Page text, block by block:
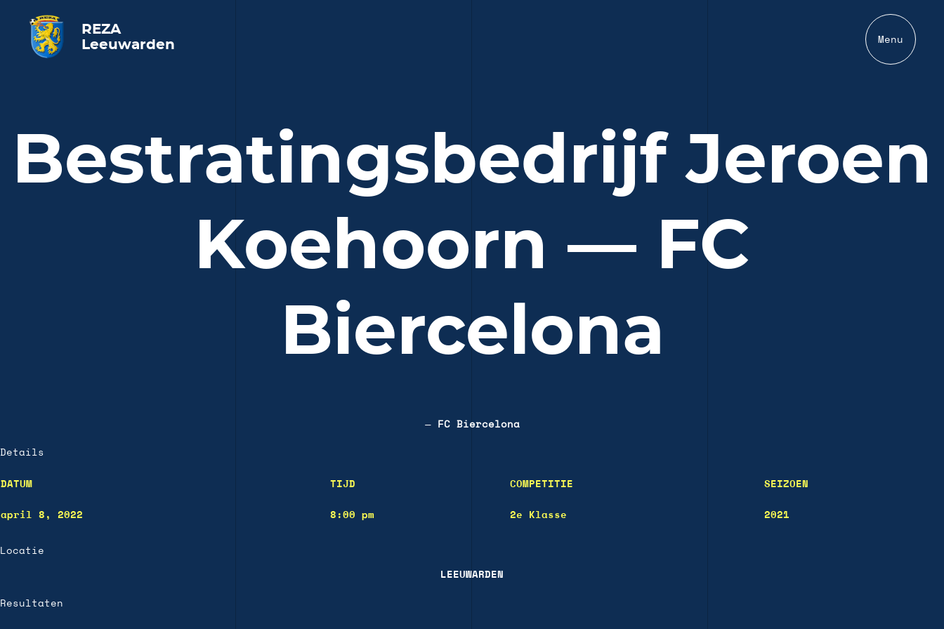
REZA
Leeuwarden
Menu
Bestratingsbedrijf Jeroen
Koehoorn — FC
Biercelona
— FC Biercelona
Details
DATUM TIJD COMPETITIE SEIZOEN
april 8, 2022 8:00 pm 2e Klasse 2021
Locatie
LEEUWARDEN
Resultaten